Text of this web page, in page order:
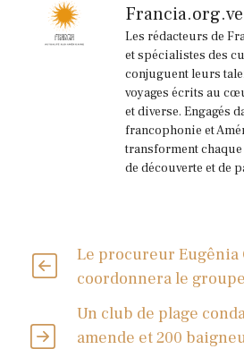
Francia.org.ve
Les rédacteurs de
et spécialistes des
conjuguent leurs
voyages écrits au
et diverse. Engagés
francophonie et
transforment
de découverte et de
Le procureur Eugênia
coordonnera le
Un club de plage
amende et 200